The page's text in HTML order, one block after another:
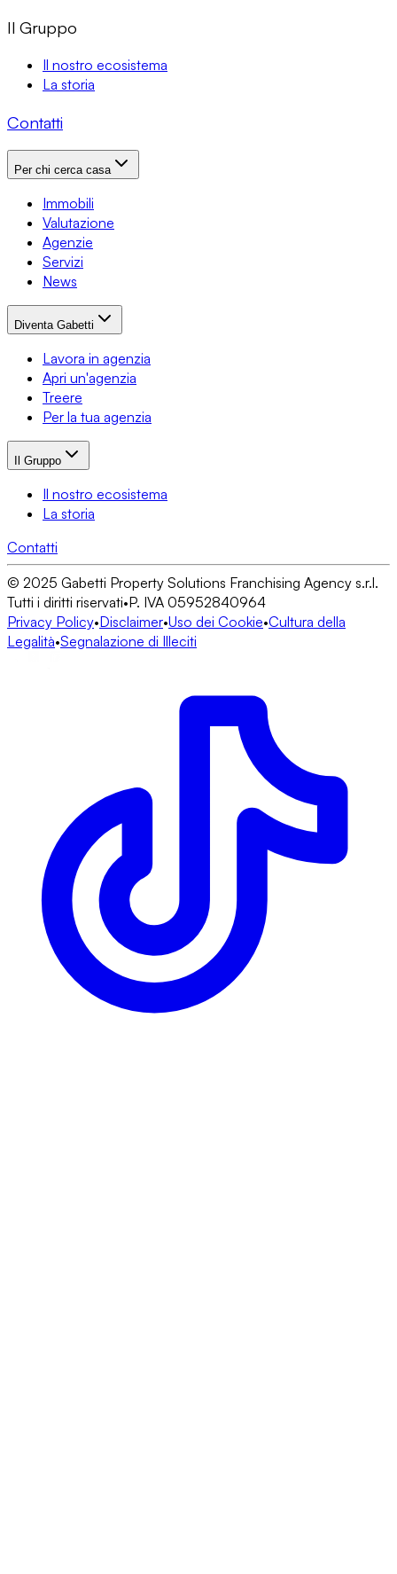
Il Gruppo
Il nostro ecosistema
La storia
Contatti
Per chi cerca casa
Immobili
Valutazione
Agenzie
Servizi
News
Diventa Gabetti
Lavora in agenzia
Apri un'agenzia
Treere
Per la tua agenzia
Il Gruppo
Il nostro ecosistema
La storia
Contatti
© 2025 Gabetti Property Solutions Franchising Agency s.r.l.
Tutti i diritti riservati•P. IVA 05952840964
Privacy Policy•Disclaimer•Uso dei Cookie•Cultura della
Legalità•Segnalazione di Illeciti